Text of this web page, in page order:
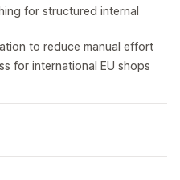
for structured internal
to reduce manual effort
for international EU shops